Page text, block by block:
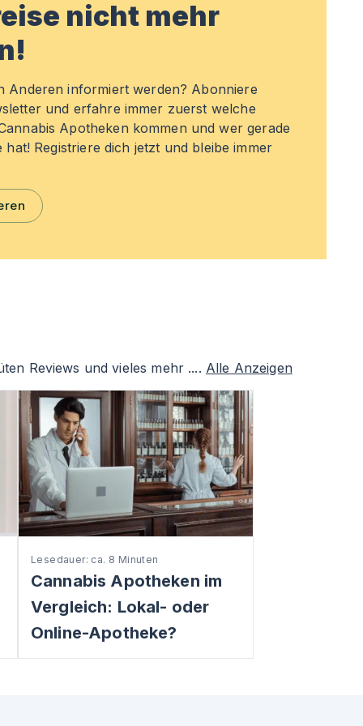
nicht mehr
Anderen informiert werden? Abonniere
und erfahre immer zuerst welche
Apotheken kommen und wer gerade
hat! Registriere dich jetzt und bleibe immer
Reviews und vieles mehr .... Alle Anzeigen
Lesedauer: ca. 8 Minuten
Cannabis Apotheken im
Vergleich: Lokal- oder
Online-Apotheke?